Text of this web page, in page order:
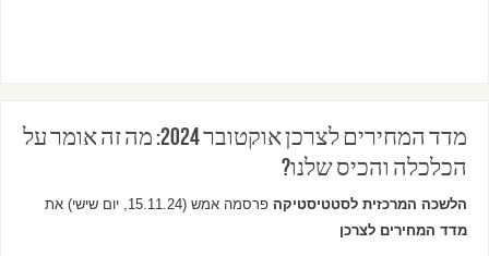
מדד המחירים לצרכן אוקטובר 2024: מה זה אומר על
הכלכלה והכיס שלנו?
הלשכה המרכזית לסטטיסטיקה פרסמה אמש (15.11.24, יום שישי) את
מדד המחירים לצרכן